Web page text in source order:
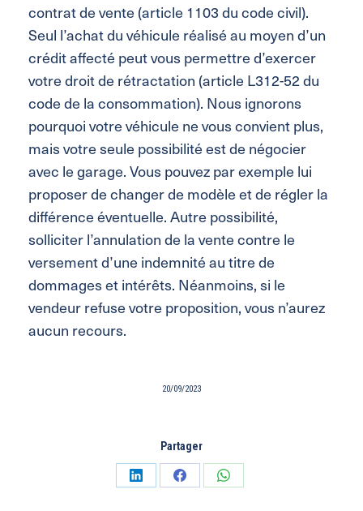
contrat de vente (article 1103 du code civil).
Seul l’achat du véhicule réalisé au moyen d’un
crédit affecté peut vous permettre d’exercer
votre droit de rétractation (article L312-52 du
code de la consommation). Nous ignorons
pourquoi votre véhicule ne vous convient plus,
mais votre seule possibilité est de négocier
avec le garage. Vous pouvez par exemple lui
proposer de changer de modèle et de régler la
différence éventuelle. Autre possibilité,
solliciter l’annulation de la vente contre le
versement d’une indemnité au titre de
dommages et intérêts. Néanmoins, si le
vendeur refuse votre proposition, vous n’aurez
aucun recours.
20/09/2023
Partager
PartagerPartagerPartager